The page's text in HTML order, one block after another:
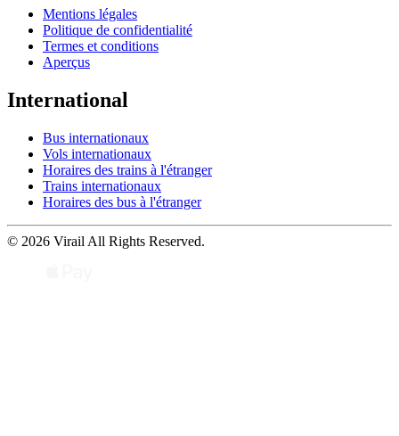
Mentions légales
Politique de confidentialité
Termes et conditions
Aperçus
International
Bus internationaux
Vols internationaux
Horaires des trains à l'étranger
Trains internationaux
Horaires des bus à l'étranger
© 2026 Virail All Rights Reserved.